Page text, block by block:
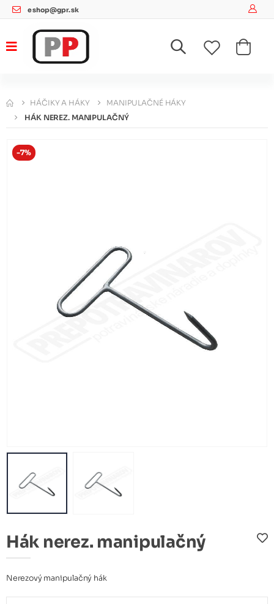
eshop@gpr.sk
HÁČIKY A HÁKY
MANIPULAČNÉ HÁKY
HÁK NEREZ. MANIPULAČNÝ
-7%
Hák nerez. manipulačný
Nerezový manipulačný hák